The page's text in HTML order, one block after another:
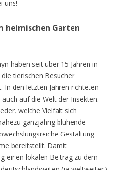
uns!
Garten
haben seit über 15 Jahren in
tierischen Besucher
den letzten Jahren richteten
auf die Welt der Insekten.
welche Vielfalt sich
ganzjährig blühende
Gestaltung
bereitstellt. Damit
einen lokalen Beitrag zu dem